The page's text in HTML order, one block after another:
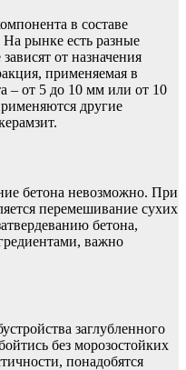
в составе
рынке есть разные
от назначения
применяемая в
– от 5 до 10 мм или от 10
другие
бетона невозможно. При
перемешивание сухих
бетона,
важно
заглубленного
без морозостойких
понадобятся